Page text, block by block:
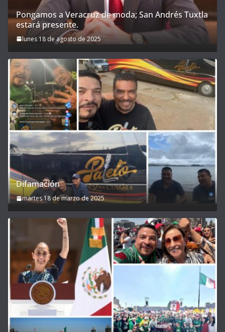
Pongamos a Veracruz de moda; San Andrés Tuxtla
estará presente.
lunes 18 de agosto de 2025
Difamación
martes 18 de marzo de 2025